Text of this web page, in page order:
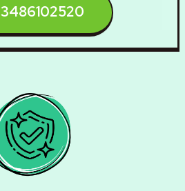
3486102520